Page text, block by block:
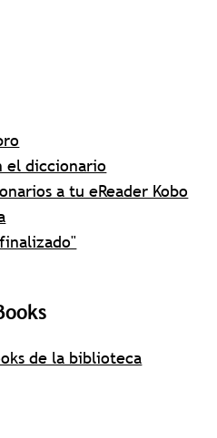
el diccionario
a tu eReader Kobo
de la biblioteca